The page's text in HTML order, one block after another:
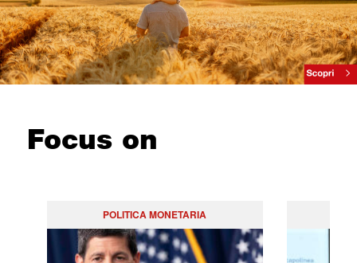
Focus on
POLITICA MONETARIA